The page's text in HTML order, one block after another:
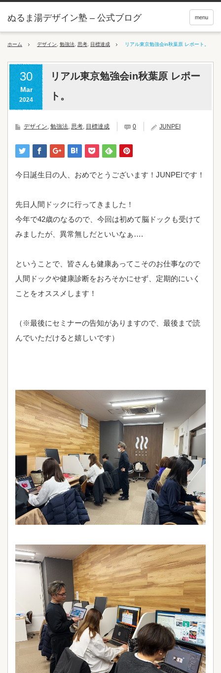
menu
ぬるま湯デザイン塾 – 公式ブログ
ホーム デザイン 勉強法 思考 目標達成 リアル東京勉強会in秋葉原 レポート。
30
Mar
2024
リアル東京勉強会in秋葉原 レポー
ト。
デザイン, 勉強法, 思考, 目標達成 0 JUNPEI
今日誕生日の人、おめでとうございます！JUNPEIです！
先日人間ドックに行ってきました！
今年で42歳のなるので、今回は初めて脳ドックも受けて
みましたが、異常無しだといいなぁ….
ということで、皆さんも健康あってこそのお仕事なので
人間ドックや健康診断をおろそかにせず、定期的にいく
ことをオススメします！
（※最後にセミナーの告知がありますので、最後まで読
んでいただけると嬉しいです）